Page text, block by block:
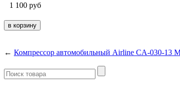
1 100 руб
← Компрессор автомобильный Airline CA-030-13